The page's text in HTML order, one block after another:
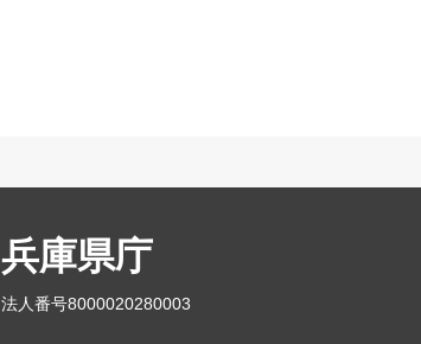
兵庫県庁
法人番号8000020280003